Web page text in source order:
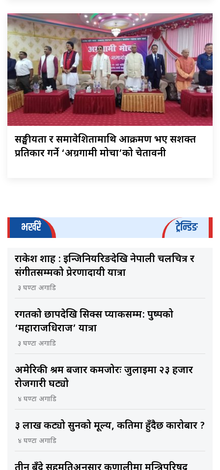
सङ्घीयता र समावेशितामाथि आक्रमण भए सशक्त
प्रतिकार गर्ने ‘अग्रगामी मोर्चा’को चेतावनी
भर्खरै ट्रेन्डिङ
राकेश शाह : इन्जिनियरिङदेखि नेपाली चलचित्र र
संगीतसम्मको प्रेरणादायी यात्रा
३ घण्टा अगाडि
रगतको छापदेखि सिक्स प्याकसम्म: पुष्पको
‘महाराजधिराज’ यात्रा
३ घण्टा अगाडि
अमेरिकी श्रम बजार कमजोरः जुलाईमा २३ हजार
रोजगारी घट्यो
४ घण्टा अगाडि
३ लाख कट्यो सुनको मूल्य, कतिमा हुँदैछ कारोबार ?
४ घण्टा अगाडि